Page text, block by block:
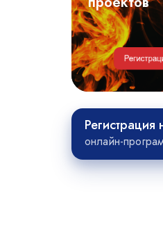
проектов
Регистрация
онлайн-
Регистрация